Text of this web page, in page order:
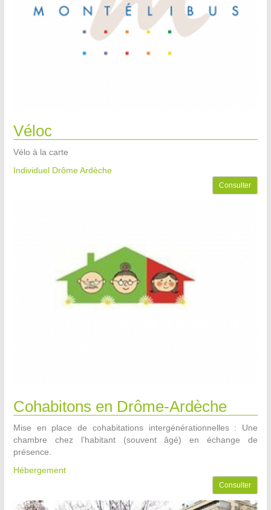
Véloc
Vélo à la carte
Individuel Drôme Ardèche
Consulter
Cohabitons en Drôme-Ardèche
Mise en place de cohabitations intergénérationnelles : Une
chambre chez l’habitant (souvent âgé) en échange de
présence.
Hébergement
Consulter